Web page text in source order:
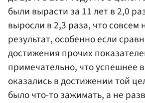
были вырасти за 11 лет в 2,0
выросли в 2,3 раза, что совсем
результат, особенно если
достижения прочих
примечательно, что успешнее
оказались в достижении той
было что-то зажимать, а не